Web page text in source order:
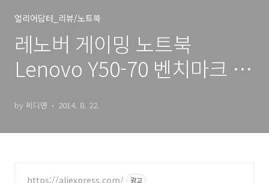
얼리어답터_리뷰/노트북
레노버 게이밍 노트북
Lenovo Y50-70 벤치마크 후
by 씨디맨 2014. 8. 22.
https://aliexpress.com/ 광고